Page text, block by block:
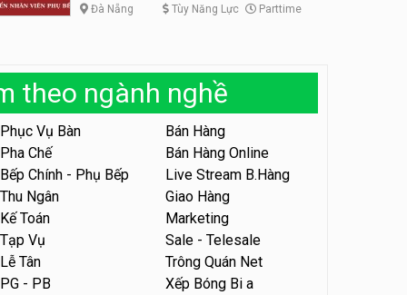
Công ty
phục vụ bàn
Nhà hàng Phủi Quán
Tuyển nhân viên phục vụ ca
tối – quán kem dừa
Quán kem dừa
Tuyển nhân viên phụ bếp –
Bún Đậu Mắm Tôm – Bếp
Bún Đậu Mắm Tôm - Bếp Tiên
Đà Nẵng Tùy Năng Lực Parttime
theo ngành nghề
Phục Vụ Bàn
Bán Hàng
Pha Chế
Bán Hàng Online
Bếp Chính - Phụ Bếp
Live Stream B.Hàng
Thu Ngân
Giao Hàng
Kế Toán
Marketing
Tạp Vụ
Sale - Telesale
Lễ Tân
Trông Quán Net
PG - PB
Xếp Bóng Bi a